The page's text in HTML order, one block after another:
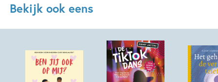
Bekijk ook eens